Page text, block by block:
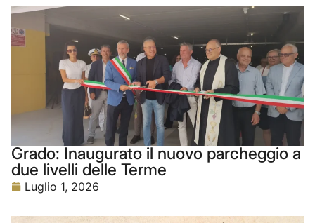
Grado: Inaugurato il nuovo parcheggio a
due livelli delle Terme
Luglio 1, 2026